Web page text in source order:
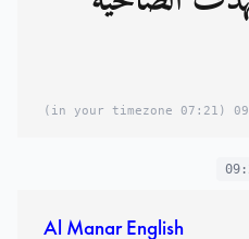
(07:21 in your timezone)
Al Manar English